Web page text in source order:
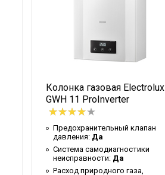
Колонка газовая Electrolux
GWH 11 ProInverter
Предохранительный клапан
давления: Да
Система самодиагностики
неисправности: Да
Расход природного газа,